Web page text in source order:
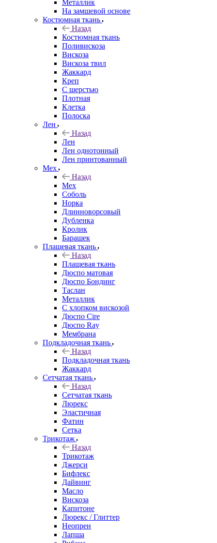
Металлик
На замшевой основе
Костюмная ткань
Назад
Костюмная ткань
Поливискоза
Вискоза
Вискоза твил
Жаккард
Креп
С шерстью
Плотная
Клетка
Полоска
Лен
Назад
Лен
Лен однотонный
Лен принтованный
Мех
Назад
Мех
Соболь
Норка
Длинноворсовый
Дубленка
Кролик
Барашек
Плащевая ткань
Назад
Плащевая ткань
Дюспо матовая
Дюспо Бондинг
Таслан
Металлик
С хлопком вискозой
Дюспо Cire
Дюспо Ray
Мембрана
Подкладочная ткань
Назад
Подкладочная ткань
Жаккард
Сетчатая ткань
Назад
Сетчатая ткань
Люрекс
Эластичная
Фатин
Сетка
Трикотаж
Назад
Трикотаж
Джерси
Бифлекс
Дайвинг
Масло
Вискоза
Капитоне
Люрекс / Глиттер
Неопрен
Лапша